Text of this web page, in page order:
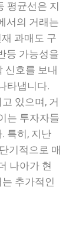
평균선은 지
서의 거래는
과매도 구
등 가능성을
신호를 보내
타냅니다.
있으며, 거
는 투자자들
특히, 지난
기적으로 매
나아가 현
추가적인